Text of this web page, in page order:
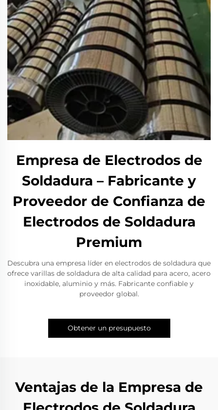
Empresa de Electrodos de
Soldadura – Fabricante y
Proveedor de Confianza de
Electrodos de Soldadura
Premium
Descubra una empresa líder en electrodos de soldadura que
ofrece varillas de soldadura de alta calidad para acero, acero
inoxidable, aluminio y más. Fabricante confiable y
proveedor global.
Obtener un presupuesto
Ventajas de la Empresa de